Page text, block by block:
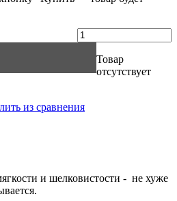
Товар
отсутствует
из сравнения
и шелковистости - не хуже